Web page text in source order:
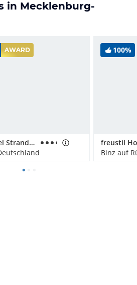
in Mecklenburg-
AWARD
Aparthotel Strandhus Familie Herrgott
100%
freustil
Binz auf